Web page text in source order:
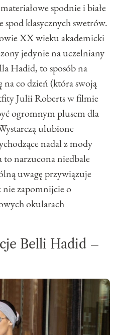
spodnie i białe
spod klasycznych swetrów.
XX wieku akademicki
jedynie na uczelniany
Hadid, to sposób na
na co dzień (która swoją
Julii Roberts w filmie
ogromnym plusem dla
ulubione
nadal z mody
to narzucona niedbale
uwagę przywiązuje
zapomnijcie o
okularach
Belli Hadid –